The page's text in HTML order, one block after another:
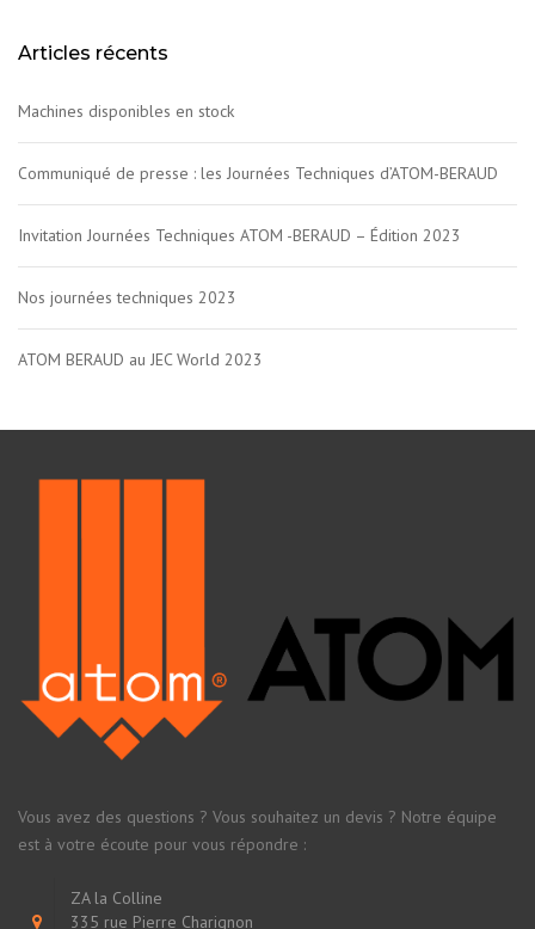
Articles récents
Machines disponibles en stock
Communiqué de presse : les Journées Techniques d’ATOM-BERAUD
Invitation Journées Techniques ATOM -BERAUD – Édition 2023
Nos journées techniques 2023
ATOM BERAUD au JEC World 2023
Vous avez des questions ? Vous souhaitez un devis ? Notre équipe
est à votre écoute pour vous répondre :
ZA la Colline
335 rue Pierre Charignon